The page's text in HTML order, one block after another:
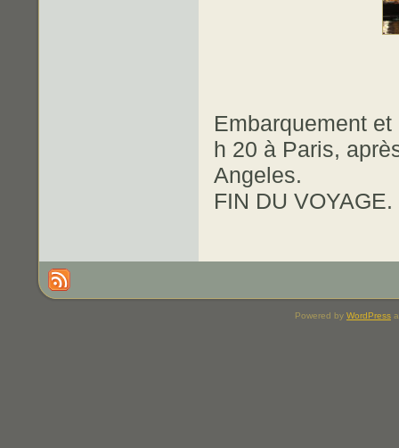
Embarquement
h 20 à Paris,
Angeles.
FIN DU VOYAGE.
Powered by WordPress